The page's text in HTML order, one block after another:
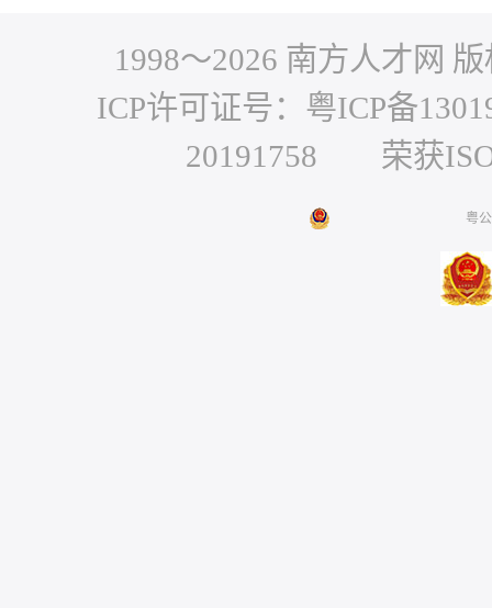
1998～2026 南方人才网
ICP许可证号：粤ICP备
20191758 荣获
粤